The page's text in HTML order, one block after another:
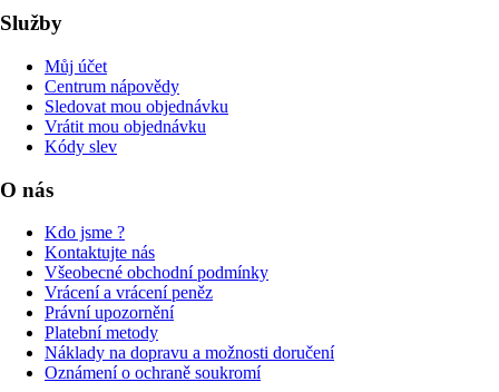
Služby
Můj účet
Centrum nápovědy
Sledovat mou objednávku
Vrátit mou objednávku
Kódy slev
O nás
Kdo jsme ?
Kontaktujte nás
Všeobecné obchodní podmínky
Vrácení a vrácení peněz
Právní upozornění
Platební metody
Náklady na dopravu a možnosti doručení
Oznámení o ochraně soukromí